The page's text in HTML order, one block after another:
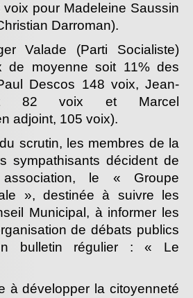
voix pour Madeleine Saussin
Darroman).
Valade (Parti Socialiste)
de moyenne soit 11% des
Descos 148 voix, Jean-
82 voix et Marcel
adjoint, 105 voix).
scrutin, les membres de la
sympathisants décident de
le « Groupe
», destinée à suivre les
Municipal, à informer les
de débats publics
bulletin régulier : « Le
à développer la citoyenneté